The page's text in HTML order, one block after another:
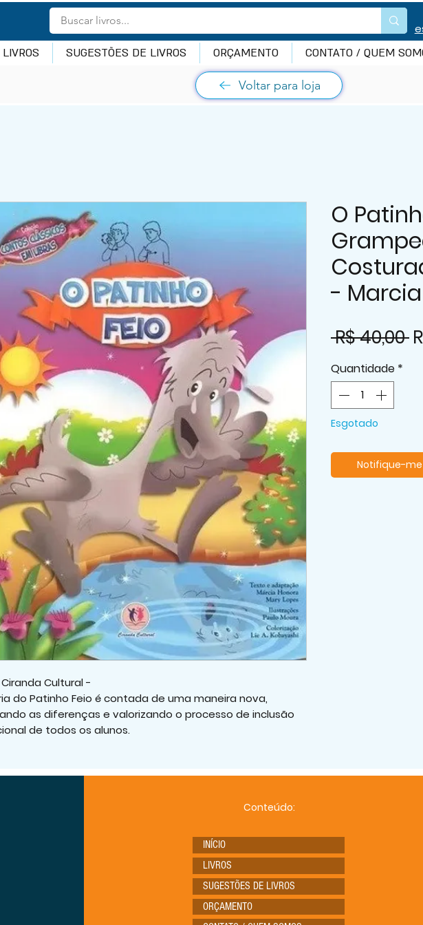
LIVROS SUGESTÕES DE LIVROS ORÇAMENTO CONTATO / QUEM
Voltar para loja
Cultural -
do Patinho Feio é contada de uma maneira nova,
as diferenças e valorizando o processo de inclusão
de todos os alunos.
O
-
R$ 40,00
Quantidade *
Esgotado
Notifique-
Conteúdo:
INÍCIO
LIVROS
SUGESTÕES DE LIVROS
ORÇAMENTO